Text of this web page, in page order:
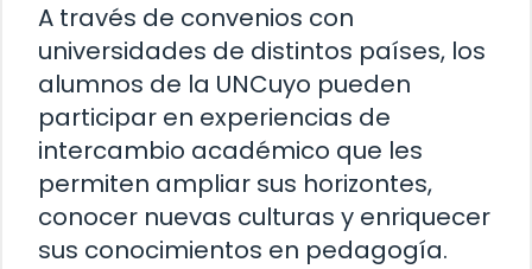
A través de convenios con
universidades de distintos países, los
alumnos de la UNCuyo pueden
participar en experiencias de
intercambio académico que les
permiten ampliar sus horizontes,
conocer nuevas culturas y enriquecer
sus conocimientos en pedagogía.